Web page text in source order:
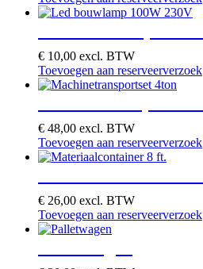
€ 10,00 excl. BTW
Toevoegen aan reserveerverzoek
€ 48,00 excl. BTW
Toevoegen aan reserveerverzoek
€ 26,00 excl. BTW
Toevoegen aan reserveerverzoek